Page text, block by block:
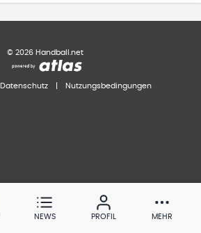
© 2026 Handball.net
Datenschutz Nutzungsbedingungen
NEWS PROFIL MEHR